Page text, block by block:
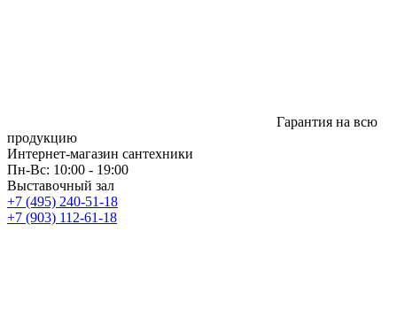
Гарантия на всю
продукцию
Интернет-магазин сантехники
Пн-Вс: 10:00 - 19:00
Выставочный зал
+7 (495) 240-51-18
+7 (903) 112-61-18